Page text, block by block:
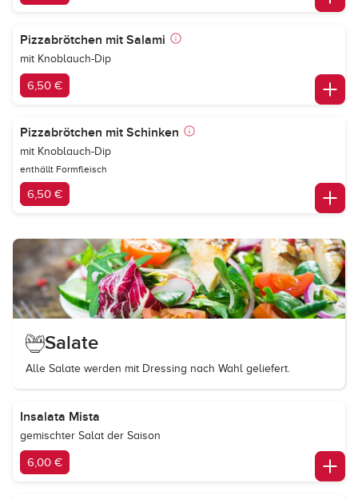
Pizzabrötchen mit Salami
mit Knoblauch-Dip
6,50 €
Pizzabrötchen mit Schinken
mit Knoblauch-Dip
enthällt Formfleisch
6,50 €
Salate
Alle Salate werden mit Dressing nach Wahl geliefert.
Insalata Mista
gemischter Salat der Saison
6,00 €